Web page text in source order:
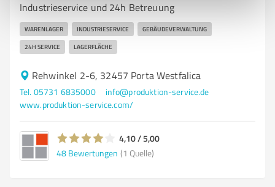
Industrieservice und 24h Betreuung
WARENLAGER INDUSTRIESERVICE GEBÄUDEVERWALTUNG
24H SERVICE LAGERFLÄCHE
Rehwinkel 2-6, 32457 Porta Westfalica
Tel. 05731 6835000
info@produktion-service.de
www.produktion-service.com/
4,10 / 5,00
48 Bewertungen (1 Quelle)